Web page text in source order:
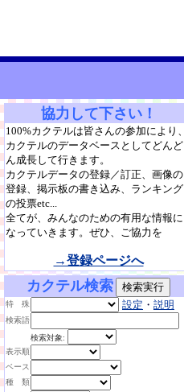
協力して下さい！
100%カクテルは皆さんの参加により、
カクテルのデータベースとしてどんど
ん成長して行きます。
カクテルデータの登録／訂正、画像の
登録、掲示板の書き込み、ランキング
の投票etc...
全てが、みんなのための有用な情報に
なっていきます。ぜひ、ご協力を
→登録ページへ
カクテル検索
特 殊 設定 ・ 説明
検索語
検索対象:
表示順
ベース
種 類